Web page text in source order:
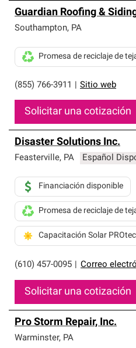
Corning constituyen el nivel
exclusiva y cumplen con
Solo ellos pueden ofrecer
sistemas de techos.
Guardian Roofing &
Southampton, PA
(855) 766-3911 Sitio web
Promesa de reciclaje de
Solicitar una cotización
Disaster Solutions Inc.
Feasterville, PA Español
(610) 457-0095 Correo
Financiación disponible
Promesa de reciclaje de
Capacitación Solar
Solicitar una cotización
Pro Storm Repair, Inc.
Warminster, PA